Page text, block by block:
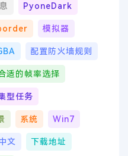
PyoneDark
模拟器
配置防火墙规则
适的帧率选择
型任务
系统 Win7
文 下载地址